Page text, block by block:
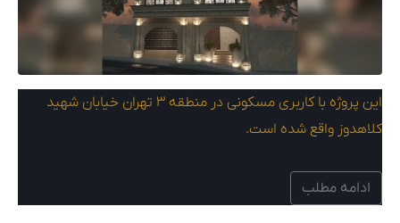
این پروژه با کاربری مسکونی در منطقه ۳ تهران خیابان شهید
کلاهدوز واقع شده است.
ادامه مطلب